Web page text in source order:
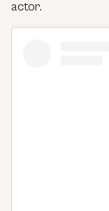
actor.